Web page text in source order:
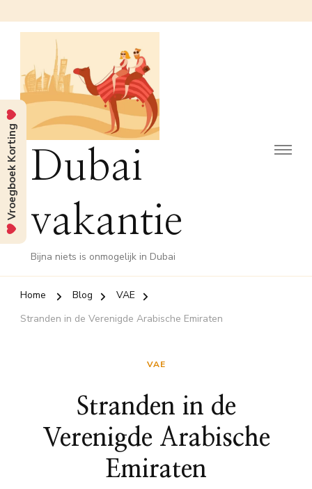
Dubai
vakantie
Bijna niets is onmogelijk in Dubai
Home Blog
VAE
Stranden in de Verenigde Arabische Emiraten
VAE
Stranden in de
Verenigde Arabische
Emiraten
Vroegboek Korting